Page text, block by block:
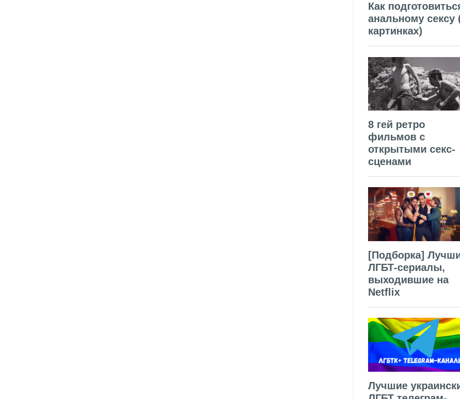
Как
анальному сексу
картинках)
8 гей ретро
фильмов с
открытыми секс-
сценами
[Подборка]
ЛГБТ-сериалы,
выходившие на
Netflix
Лучшие